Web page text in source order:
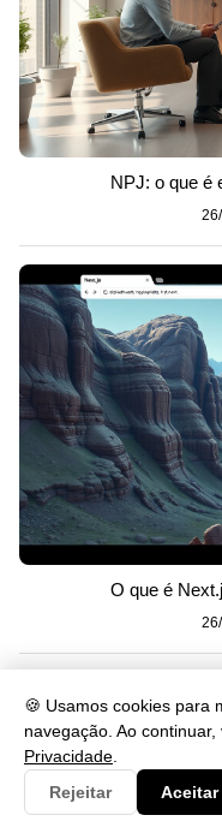
🍪 Usamos cookies para
navegação. Ao
Privacidade
Rejeitar
Aceitar
NPJ: o que é
O que é